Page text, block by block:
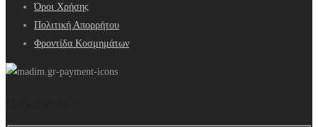
Όροι Χρήσης
Πολιτική Απορρήτου
Φροντίδα Κοσμημάτων